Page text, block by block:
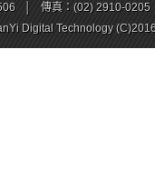
傳真：(02) 2910-0205
Digital Technology